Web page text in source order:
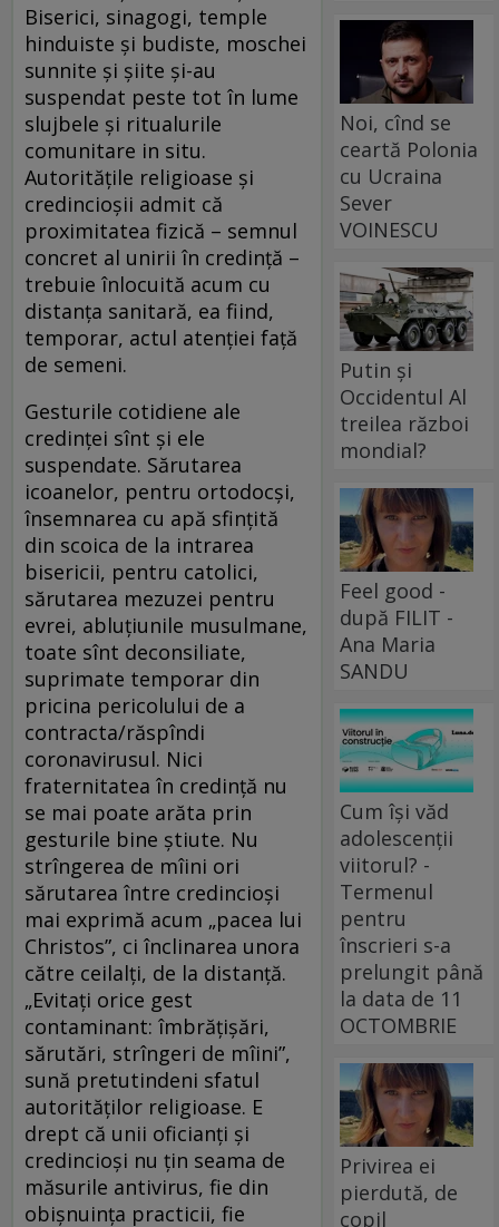
Biserici, sinagogi, temple
hinduiste şi budiste, moschei
sunnite şi şiite şi-au
suspendat peste tot în lume
slujbele şi ritualurile
comunitare in situ.
Autorităţile religioase şi
credincioşii admit că
proximitatea fizică – semnul
concret al unirii în credinţă –
trebuie înlocuită acum cu
distanţa sanitară, ea fiind,
temporar, actul atenţiei faţă
de semeni.
Gesturile cotidiene ale
credinţei sînt şi ele
suspendate. Sărutarea
icoanelor, pentru ortodocşi,
însemnarea cu apă sfinţită
din scoica de la intrarea
bisericii, pentru catolici,
sărutarea mezuzei pentru
evrei, abluţiunile musulmane,
toate sînt deconsiliate,
suprimate temporar din
pricina pericolului de a
contracta/răspîndi
coronavirusul. Nici
fraternitatea în credinţă nu
se mai poate arăta prin
gesturile bine ştiute. Nu
strîngerea de mîini ori
sărutarea între credincioşi
mai exprimă acum „pacea lui
Christos”, ci înclinarea unora
către ceilalţi, de la distanţă.
„Evitaţi orice gest
contaminant: îmbrăţişări,
sărutări, strîngeri de mîini”,
sună pretutindeni sfatul
autorităţilor religioase. E
drept că unii oficianţi şi
credincioşi nu ţin seama de
măsurile antivirus, fie din
obişnuinţa practicii, fie
Noi, cînd se
ceartă Polonia
cu Ucraina
Sever
VOINESCU
Putin și
Occidentul Al
treilea război
mondial?
Feel good -
după FILIT -
Ana Maria
SANDU
Cum își văd
adolescenții
viitorul? -
Termenul
pentru
înscrieri s-a
prelungit până
la data de 11
OCTOMBRIE
Privirea ei
pierdută, de
copil